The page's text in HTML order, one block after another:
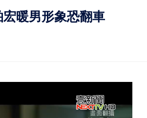
大洗錢鏈 通緝港...
暖男形象恐翻車